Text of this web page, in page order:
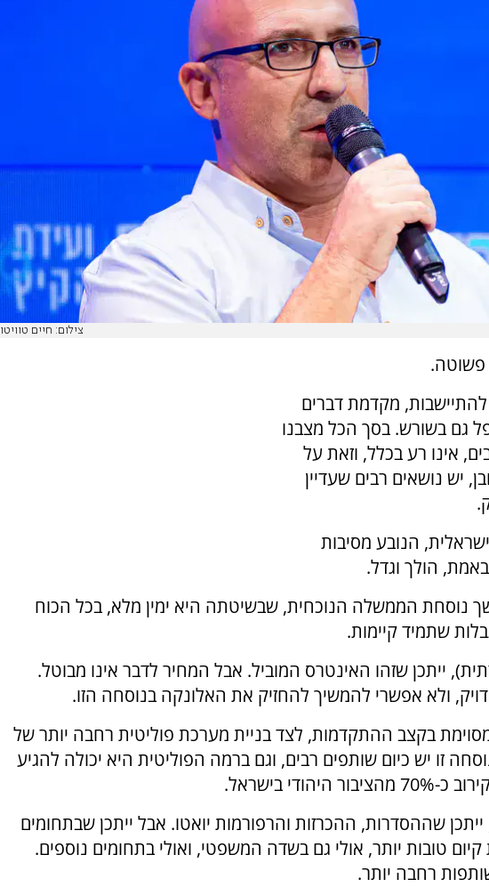
צילום: חיים טוויטו
פשוטה.
מקדמת דברים
גם בשורש. בסך הכל מצבנו
אינו רע בכלל, וזאת על
יש נושאים רבים שעדיין
הנובע מסיבות
הולך וגדל.
נוסחת הממשלה הנוכחית, שבשיטתה היא ימין מלא, בכל הכוח
שתמיד קיימות.
ייתכן שזהו האינטרס המוביל. אבל המחיר לדבר אינו מבוטל.
ולא אפשרי להמשיך להחזיק את האלונקה בנוסחה הזו.
בקצב ההתקדמות, לצד בניית מערכת פוליטית רחבה יותר של
זו יש כיום שותפים רבים, וגם ברמה הפוליטית היא יכולה להגיע
שההסדרות, ההכרזות והרפורמות יואטו. אבל ייתכן שבתחומים
טובות יותר, אולי גם בשדה המשפטי, ואולי בתחומים נוספים.
רחבה יותר.